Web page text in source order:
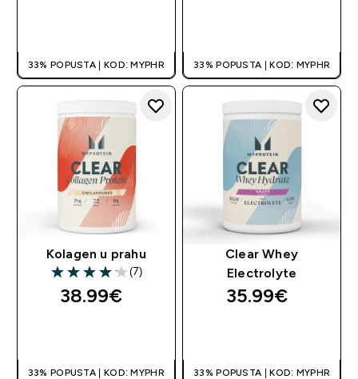
33% POPUSTA | KOD: MYPHR 33% POPUSTA | KOD: MYPHR
Kolagen u prahu
4.14 out of 5 stars
(7)
38.99€‎
33% POPUSTA | KOD: MYPHR
Clear Whey
Electrolyte
35.99€‎
33% POPUSTA | KOD: MYPHR